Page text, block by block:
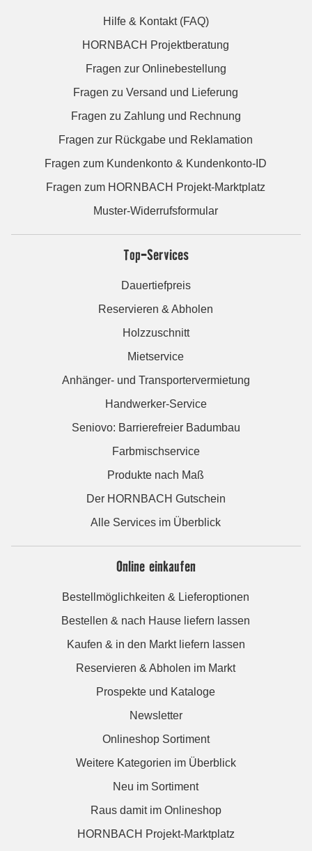
Hilfe & Kontakt (FAQ)
HORNBACH Projektberatung
Fragen zur Onlinebestellung
Fragen zu Versand und Lieferung
Fragen zu Zahlung und Rechnung
Fragen zur Rückgabe und Reklamation
Fragen zum Kundenkonto & Kundenkonto-ID
Fragen zum HORNBACH Projekt-Marktplatz
Muster-Widerrufsformular
Top-Services
Dauertiefpreis
Reservieren & Abholen
Holzzuschnitt
Mietservice
Anhänger- und Transportervermietung
Handwerker-Service
Seniovo: Barrierefreier Badumbau
Farbmischservice
Produkte nach Maß
Der HORNBACH Gutschein
Alle Services im Überblick
Online einkaufen
Bestellmöglichkeiten & Lieferoptionen
Bestellen & nach Hause liefern lassen
Kaufen & in den Markt liefern lassen
Reservieren & Abholen im Markt
Prospekte und Kataloge
Newsletter
Onlineshop Sortiment
Weitere Kategorien im Überblick
Neu im Sortiment
Raus damit im Onlineshop
HORNBACH Projekt-Marktplatz